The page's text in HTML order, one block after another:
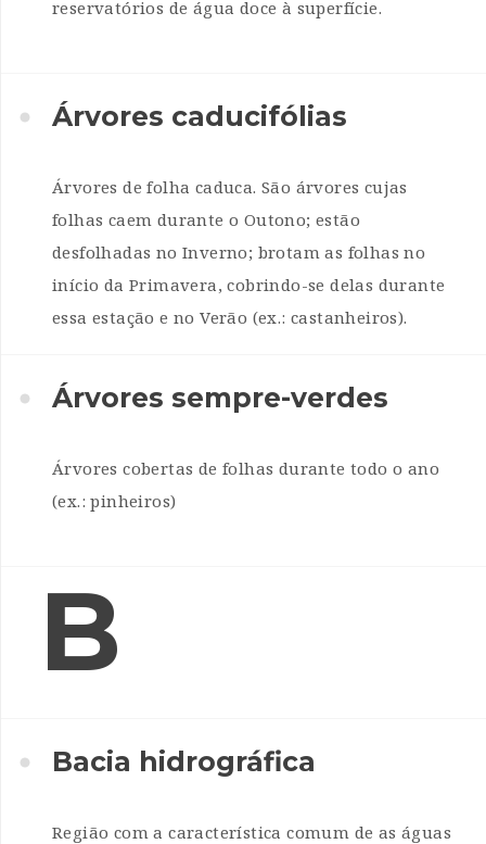
reservatórios de água doce à superfície.
Árvores caducifólias
Árvores de folha caduca. São árvores cujas
folhas caem durante o Outono; estão
desfolhadas no Inverno; brotam as folhas no
início da Primavera, cobrindo-se delas durante
essa estação e no Verão (ex.: castanheiros).
Árvores sempre-verdes
Árvores cobertas de folhas durante todo o ano
(ex.: pinheiros)
B
Bacia hidrográfica
Região com a característica comum de as águas